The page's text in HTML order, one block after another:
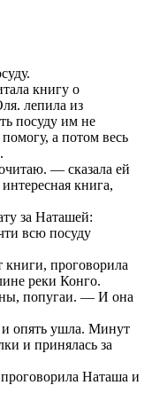
книгу о
лепила из
посуду им не
а потом весь
— сказала ей
книга,
за Наташей:
всю посуду
проговорила
реки Конго.
попугаи. — И она
и опять ушла. Минут
и принялась за
Наташа и